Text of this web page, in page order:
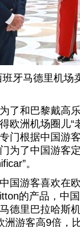
马德里机场
和巴黎戴高
欧洲机场圈儿“
门根据中国游
为了中国游客
。
游客喜欢在
的产品，中
德里巴拉哈斯
洲游客高9倍，